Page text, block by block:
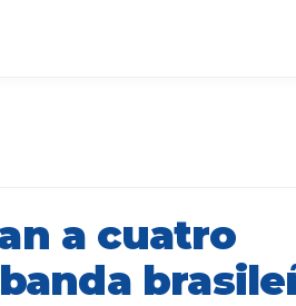
a cuatro